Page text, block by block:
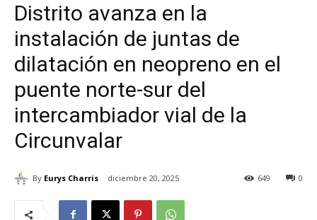
Distrito avanza en la
instalación de juntas de
dilatación en neopreno en el
puente norte-sur del
intercambiador vial de la
Circunvalar
By Eurys Charris diciembre 20, 2025 0
649